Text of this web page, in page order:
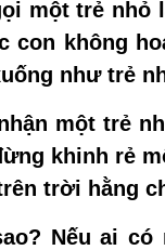
một trẻ nhỏ
con không
như trẻ
một trẻ
khinh rẻ
trời hằng
Nếu ai